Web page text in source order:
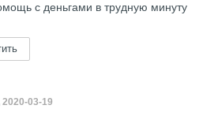
с деньгами в трудную минуту
2020-03-19